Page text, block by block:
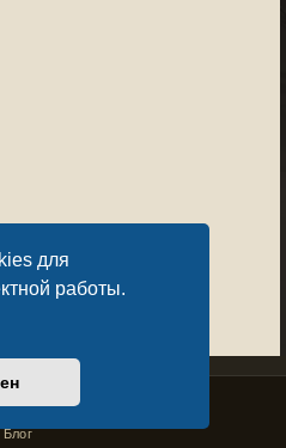
для
работы.
License Agreement
Games 2023-
Блог